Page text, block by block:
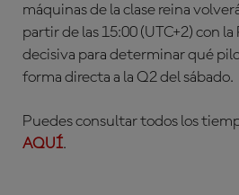
máquinas de la clase reina
partir de las 15:00 (UTC+2) con la
decisiva para determinar qué
forma directa a la Q2 del sábado.
Puedes consultar todos los
AQUÍ.